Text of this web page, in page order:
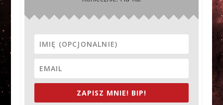
ZAPISZ MNIE! BIP!